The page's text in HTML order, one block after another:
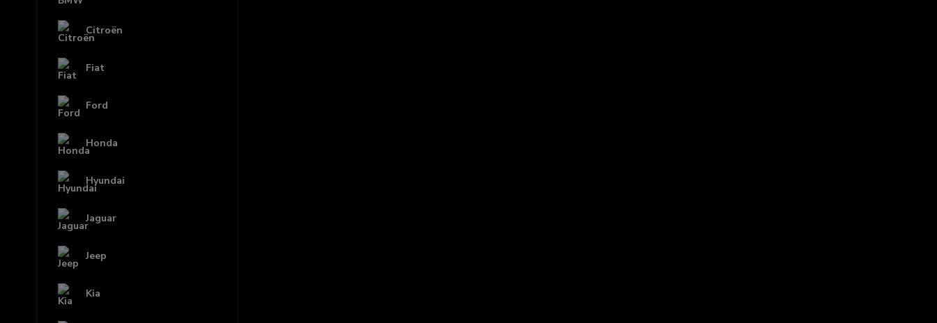
Citroën
Fiat
Ford
Honda
Hyundai
Jaguar
Jeep
Kia